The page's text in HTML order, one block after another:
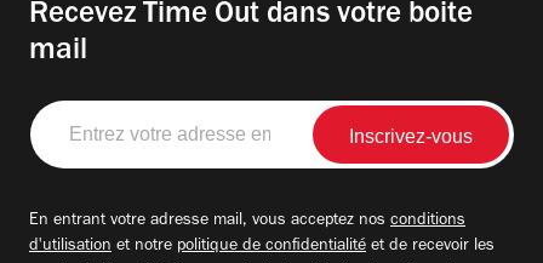
Recevez Time Out dans votre boite
mail
Entrez
votre
adresse
En entrant votre adresse mail, vous acceptez nos conditions
d'utilisation et notre politique de confidentialité et de recevoir les